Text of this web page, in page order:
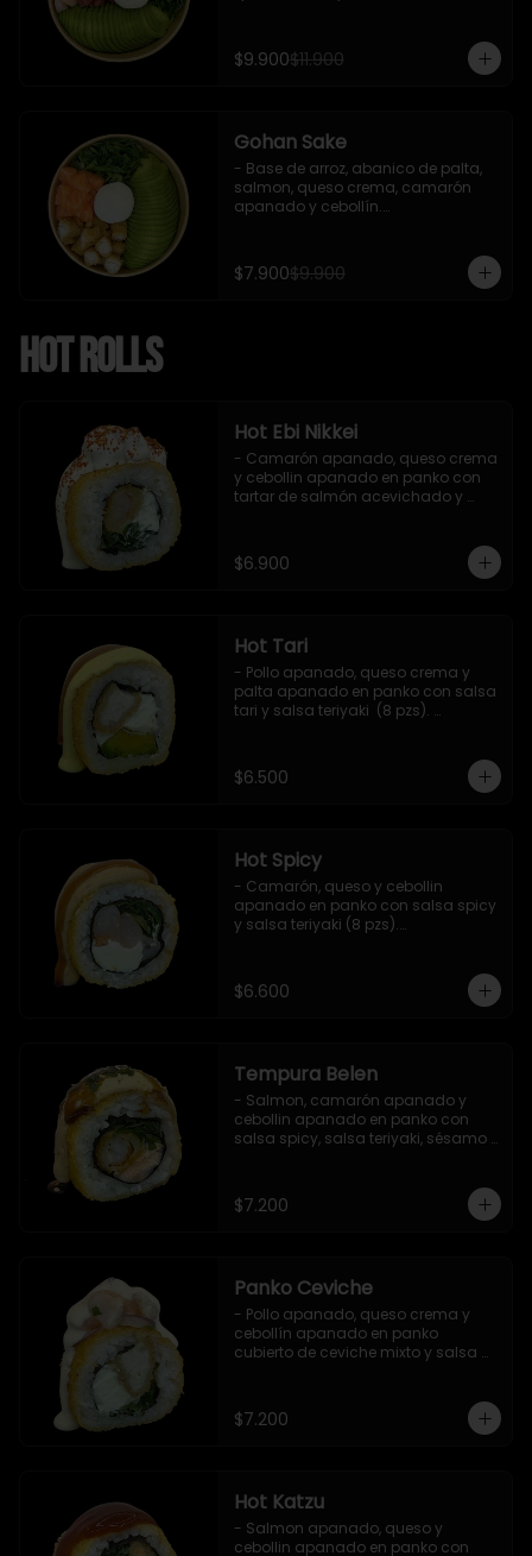
$9.900$11.900
Gohan Sake
- Base de arroz, abanico de palta,
salmon, queso crema, camarón
apanado y cebollín.
$7.900$9.900
Hot Rolls
Hot Ebi Nikkei
- Camarón apanado, queso crema
y cebollin apanado en panko con
tartar de salmón acevichado y
$6.900
Hot Tari
- Pollo apanado, queso crema y
palta apanado en panko con salsa
tari y salsa teriyaki  (8 pzs).
$6.500
Hot Spicy
- Camarón, queso y cebollin
apanado en panko con salsa spicy
y salsa teriyaki (8 pzs).
$6.600
Tempura Belen
- Salmon, camarón apanado y
cebollin apanado en panko con
salsa spicy, salsa teriyaki, sésamo
$7.200
Panko Ceviche
- Pollo apanado, queso crema y
cebollín apanado en panko
cubierto de ceviche mixto y salsa
$7.200
Hot Katzu
- Salmon apanado, queso y
cebollin apanado en panko con